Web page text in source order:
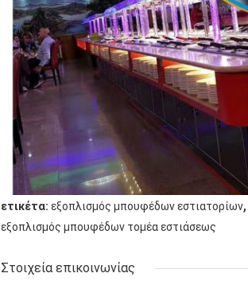
ετικέτα: εξοπλισμός μπουφέδων εστιατορίων,
εξοπλισμός μπουφέδων τομέα εστιάσεως
Στοιχεία επικοινωνίας